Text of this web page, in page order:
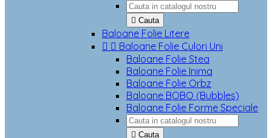
 Cauta
Baloane Folie Litere
  Baloane Folie Culori Uni
Baloane Folie Stea
Baloane Folie Inima
Baloane Folie Orbz
Baloane BOBO (Bubbles)
Baloane Folie Forme Speciale
 Cauta